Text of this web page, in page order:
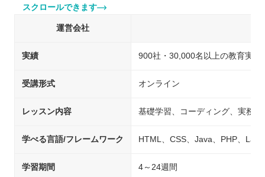
スクロールできます
運営会社
実績 900社・30,000名以上の教育実績
受講形式 オンライン
レッスン内容 基礎学習、コーディング、実務
学べる言語/フレームワーク HTML、CSS、Java、PHP、
学習期間 4～24週間